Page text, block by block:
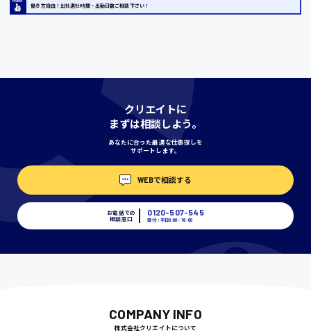
愛知県
時給1000円〜
時給1400円〜
働き方自由！出社退社時間・出勤日数ご相談下さい！
クリエイトに
まずは相談しよう。
あなたに合った最適な仕事探しを
サポートします。
WEBで相談する
お電話での
相談窓口
0120-507-545
受付：平日9:00 - 18:00
COMPANY INFO
株式会社クリエイトについて